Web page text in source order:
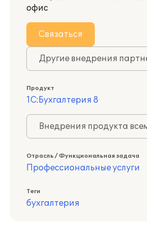
офис
Связаться
Другие внедрения
Продукт
1С:Бухгалтерия 8
Внедрения продукта
Отрасль / Функциональная задача
Профессиональные услуги
Теги
бухгалтерия